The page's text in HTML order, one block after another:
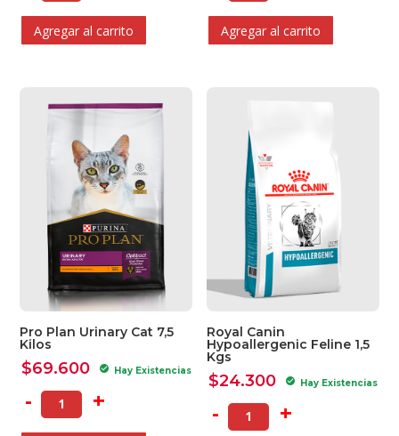
Agregar al carrito Agregar al carrito
Pro Plan Urinary Cat 7,5
Kilos
$69.600 check_circle Hay Existencias
- +
Royal Canin
Hypoallergenic Feline 1,5
Kgs
$24.300 check_circle Hay Existencias
- +